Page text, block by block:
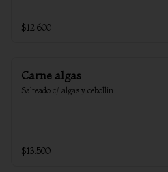
$12.600
Carne algas
Salteado c/ algas y cebollin
$13.500